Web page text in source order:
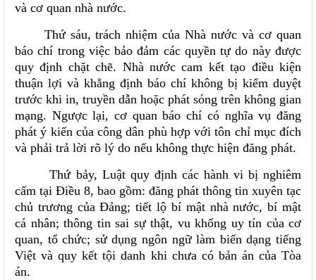
và cơ quan nhà nước.
Thứ sáu, trách nhiệm của Nhà nước và cơ quan
báo chí trong việc bảo đảm các quyền tự do này được
quy định chặt chẽ. Nhà nước cam kết tạo điều kiện
thuận lợi và khẳng định báo chí không bị kiểm duyệt
trước khi in, truyền dẫn hoặc phát sóng trên không gian
mạng. Ngược lại, cơ quan báo chí có nghĩa vụ đăng
phát ý kiến của công dân phù hợp với tôn chỉ mục đích
và phải trả lời rõ lý do nếu không thực hiện đăng phát.
Thứ bảy, Luật quy định các hành vi bị nghiêm
cấm tại Điều 8, bao gồm: đăng phát thông tin xuyên tạc
chủ trương của Đảng; tiết lộ bí mật nhà nước, bí mật
cá nhân; thông tin sai sự thật, vu khống uy tín của cơ
quan, tổ chức; sử dụng ngôn ngữ làm biến dạng tiếng
Việt và quy kết tội danh khi chưa có bản án của Tòa
án.